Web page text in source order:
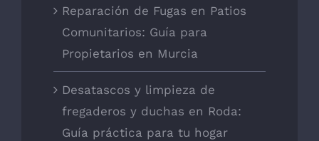
Reparación de Fugas en Patios
Comunitarios: Guía para
Propietarios en Murcia
Desatascos y limpieza de
fregaderos y duchas en Roda:
Guía práctica para tu hogar